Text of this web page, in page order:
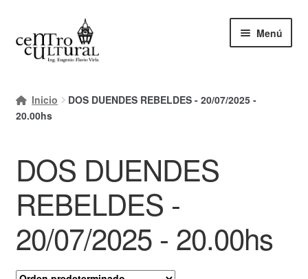
a
al
contenido
Menú
Mi cuenta
Finalizar compra
Ayuda Rapida
Inicio
DOS DUENDES REBELDES - 20/07/2025 -
20.00hs
DOS DUENDES
REBELDES -
20/07/2025 - 20.00hs